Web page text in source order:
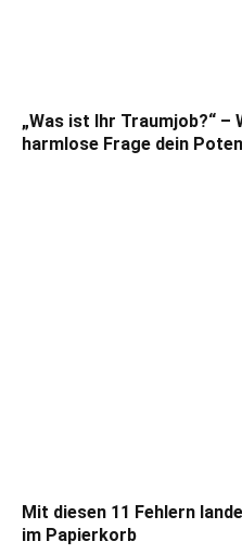
„Was ist Ihr Traumjob?“ –
harmlose Frage dein
Mit diesen 11 Fehlern
im Papierkorb